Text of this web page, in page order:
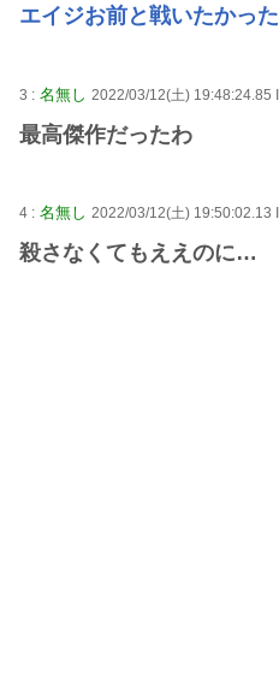
エイジお前と戦いたかった
3 : 名無し 2022/03/12(土) 19:48:24.85
最高傑作だったわ
4 : 名無し 2022/03/12(土) 19:50:02.13
殺さなくてもええのに…